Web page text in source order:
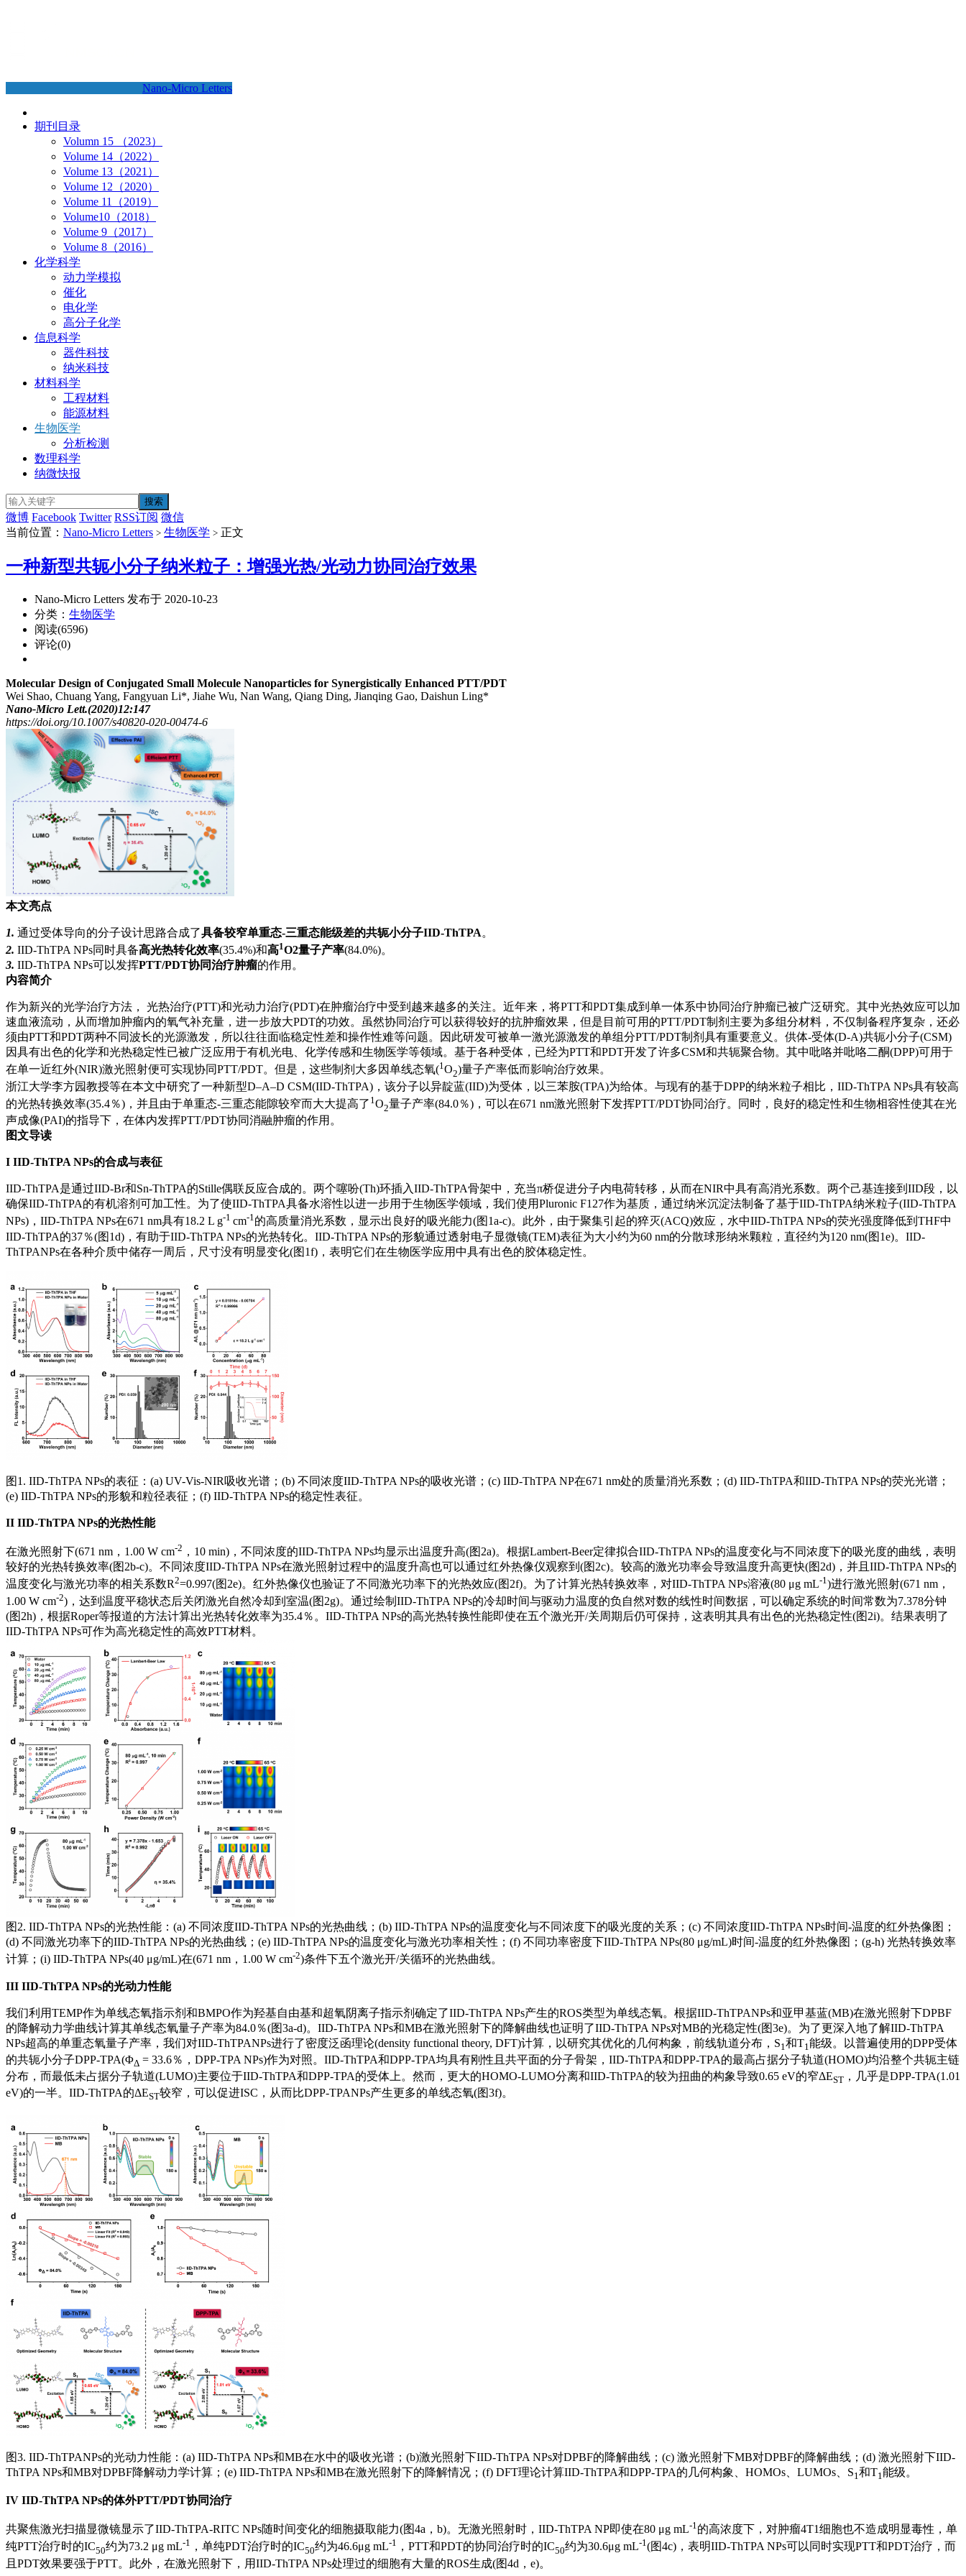
Nano-Micro Letters
期刊目录
Volumn 15 （2023）
Volume 14（2022）
Volume 13（2021）
Volume 12（2020）
Volume 11（2019）
Volume10（2018）
Volume 9（2017）
Volume 8（2016）
化学科学
动力学模拟
催化
电化学
高分子化学
信息科学
器件科技
纳米科技
材料科学
工程材料
能源材料
生物医学
分析检测
数理科学
纳微快报
微博 Facebook Twitter RSS订阅 微信
当前位置： Nano-Micro Letters > 生物医学 > 正文
一种新型共轭小分子纳米粒子：增强光热/光动力协同治疗效果
Nano-Micro Letters 发布于 2020-10-23
分类： 生物医学
阅读(6596)
评论(0)
Molecular Design of Conjugated Small Molecule Nanoparticles for Synergistically Enhanced PTT/PDT
Wei Shao, Chuang Yang, Fangyuan Li*, Jiahe Wu, Nan Wang, Qiang Ding, Jianqing Gao, Daishun Ling*
Nano‑Micro Lett.(2020)12:147
https://doi.org/10.1007/s40820-020-00474-6
本文亮点
1. 通过受体导向的分子设计思路合成了具备较窄单重态-三重态能级差的共轭小分子IID-ThTPA。
2. IID-ThTPA NPs同时具备高光热转化效率(35.4%)和高1O2量子产率(84.0%)。
3. IID-ThTPA NPs可以发挥PTT/PDT协同治疗肿瘤的作用。
内容简介
作为新兴的光学治疗方法， 光热治疗(PTT)和光动力治疗(PDT)在肿瘤治疗中受到越来越多的关注。近年来，将PTT和PDT集成到单一体系中协同治疗肿瘤已被广泛研究。其中光热效应可以加
速血液流动，从而增加肿瘤内的氧气补充量，进一步放大PDT的功效。虽然协同治疗可以获得较好的抗肿瘤效果，但是目前可用的PTT/PDT制剂主要为多组分材料，不仅制备程序复杂，还必
须由PTT和PDT两种不同波长的光源激发，所以往往面临稳定性差和操作性难等问题。因此研发可被单一激光源激发的单组分PTT/PDT制剂具有重要意义。供体-受体(D-A)共轭小分子(CSM)
因具有出色的化学和光热稳定性已被广泛应用于有机光电、化学传感和生物医学等领域。基于各种受体，已经为PTT和PDT开发了许多CSM和共轭聚合物。其中吡咯并吡咯二酮(DPP)可用于
在单一近红外(NIR)激光照射便可实现协同PTT/PDT。但是，这些制剂大多因单线态氧(1O2)量子产率低而影响治疗效果。
浙江大学李方园教授等在本文中研究了一种新型D–A–D CSM(IID-ThTPA)，该分子以异靛蓝(IID)为受体，以三苯胺(TPA)为给体。与现有的基于DPP的纳米粒子相比，IID-ThTPA NPs具有较高
的光热转换效率(35.4％)，并且由于单重态-三重态能隙较窄而大大提高了 1 O2量子产率(84.0％)，可以在671 nm激光照射下发挥PTT/PDT协同治疗。同时，良好的稳定性和生物相容性使其在光
声成像(PAI)的指导下，在体内发挥PTT/PDT协同消融肿瘤的作用。
图文导读
I IID‑ThTPA NPs的合成与表征
IID-ThTPA是通过IID-Br和Sn-ThTPA的Stille偶联反应合成的。两个噻吩(Th)环插入IID-ThTPA骨架中，充当π桥促进分子内电荷转移，从而在NIR中具有高消光系数。两个己基连接到IID段，以
确保IID-ThTPA的有机溶剂可加工性。为了使IID-ThTPA具备水溶性以进一步用于生物医学领域，我们使用Pluronic F127作为基质，通过纳米沉淀法制备了基于IID-ThTPA纳米粒子(IID-ThTPA
NPs)，IID-ThTPA NPs在671 nm具有18.2 L g-1 cm-1的高质量消光系数，显示出良好的吸光能力(图1a-c)。此外，由于聚集引起的猝灭(ACQ)效应，水中IID-ThTPA NPs的荧光强度降低到THF中
IID-ThTPA的37％(图1d)，有助于IID-ThTPA NPs的光热转化。IID-ThTPA NPs的形貌通过透射电子显微镜(TEM)表征为大小约为60 nm的分散球形纳米颗粒，直径约为120 nm(图1e)。IID-
ThTPANPs在各种介质中储存一周后，尺寸没有明显变化(图1f)，表明它们在生物医学应用中具有出色的胶体稳定性。
图1. IID‑ThTPA NPs的表征：(a) UV-Vis-NIR吸收光谱；(b) 不同浓度IID-ThTPA NPs的吸收光谱；(c) IID-ThTPA NP在671 nm处的质量消光系数；(d) IID-ThTPA和IID-ThTPA NPs的荧光光谱；
(e) IID-ThTPA NPs的形貌和粒径表征；(f) IID-ThTPA NPs的稳定性表征。
II IID‑ThTPA NPs的光热性能
在激光照射下(671 nm，1.00 W cm-2 ，10 min)，不同浓度的IID-ThTPA NPs均显示出温度升高(图2a)。根据Lambert-Beer定律拟合IID-ThTPA NPs的温度变化与不同浓度下的吸光度的曲线，表明
较好的光热转换效率(图2b-c)。不同浓度IID-ThTPA NPs在激光照射过程中的温度升高也可以通过红外热像仪观察到(图2c)。较高的激光功率会导致温度升高更快(图2d)，并且IID-ThTPA NPs的
温度变化与激光功率的相关系数R2=0.997(图2e)。红外热像仪也验证了不同激光功率下的光热效应(图2f)。为了计算光热转换效率，对IID-ThTPA NPs溶液(80 μg mL-1 )进行激光照射(671 nm，
1.00 W cm-2)，达到温度平稳状态后关闭激光自然冷却到室温(图2g)。通过绘制IID-ThTPA NPs的冷却时间与驱动力温度的负自然对数的线性时间数据，可以确定系统的时间常数为7.378分钟
(图2h)，根据Roper等报道的方法计算出光热转化效率为35.4％。IID-ThTPA NPs的高光热转换性能即使在五个激光开/关周期后仍可保持，这表明其具有出色的光热稳定性(图2i)。结果表明了
IID-ThTPA NPs可作为高光稳定性的高效PTT材料。
图2. IID-ThTPA NPs的光热性能：(a) 不同浓度IID-ThTPA NPs的光热曲线；(b) IID-ThTPA NPs的温度变化与不同浓度下的吸光度的关系；(c) 不同浓度IID-ThTPA NPs时间-温度的红外热像图；
(d) 不同激光功率下的IID-ThTPA NPs的光热曲线；(e) IID-ThTPA NPs的温度变化与激光功率相关性；(f) 不同功率密度下IID-ThTPA NPs(80 μg/mL)时间-温度的红外热像图；(g-h) 光热转换效率
计算；(i) IID-ThTPA NPs(40 μg/mL)在(671 nm，1.00 W cm-2)条件下五个激光开/关循环的光热曲线。
III IID‑ThTPA NPs的光动力性能
我们利用TEMP作为单线态氧指示剂和BMPO作为羟基自由基和超氧阴离子指示剂确定了IID-ThTPA NPs产生的ROS类型为单线态氧。根据IID-ThTPANPs和亚甲基蓝(MB)在激光照射下DPBF
的降解动力学曲线计算其单线态氧量子产率为84.0％(图3a-d)。IID-ThTPA NPs和MB在激光照射下的降解曲线也证明了IID-ThTPA NPs对MB的光稳定性(图3e)。为了更深入地了解IID-ThTPA
NPs超高的单重态氧量子产率，我们对IID-ThTPANPs进行了密度泛函理论(density functional theory, DFT)计算，以研究其优化的几何构象，前线轨道分布，S1和T1能级。以普遍使用的DPP受体
的共轭小分子DPP-TPA(ΦΔ = 33.6％，DPP-TPA NPs)作为对照。IID-ThTPA和DPP-TPA均具有刚性且共平面的分子骨架，IID-ThTPA和DPP-TPA的最高占据分子轨道(HOMO)均沿整个共轭主链
分布，而最低未占据分子轨道(LUMO)主要位于IID-ThTPA和DPP-TPA的受体上。然而，更大的HOMO-LUMO分离和IID-ThTPA的较为扭曲的构象导致0.65 eV的窄ΔEST ，几乎是DPP-TPA(1.01
eV)的一半。IID-ThTPA的ΔEST较窄，可以促进ISC，从而比DPP-TPANPs产生更多的单线态氧(图3f)。
图3. IID-ThTPANPs的光动力性能：(a) IID-ThTPA NPs和MB在水中的吸收光谱；(b)激光照射下IID-ThTPA NPs对DPBF的降解曲线；(c) 激光照射下MB对DPBF的降解曲线；(d) 激光照射下IID-
ThTPA NPs和MB对DPBF降解动力学计算；(e) IID-ThTPA NPs和MB在激光照射下的降解情况；(f) DFT理论计算IID-ThTPA和DPP-TPA的几何构象、HOMOs、LUMOs、S1 和T1 能级。
IV IID‑ThTPA NPs的体外PTT/PDT协同治疗
共聚焦激光扫描显微镜显示了IID-ThTPA-RITC NPs随时间变化的细胞摄取能力(图4a，b)。无激光照射时，IID-ThTPA NP即使在80 μg mL-1 的高浓度下，对肿瘤4T1细胞也不造成明显毒性，单
纯PTT治疗时的IC50约为73.2 μg mL-1 ，单纯PDT治疗时的IC50约为46.6μg mL-1 ，PTT和PDT的协同治疗时的IC50约为30.6μg mL-1(图4c)，表明IID-ThTPA NPs可以同时实现PTT和PDT治疗，而
且PDT效果要强于PTT。此外，在激光照射下，用IID-ThTPA NPs处理过的细胞有大量的ROS生成(图4d，e)。